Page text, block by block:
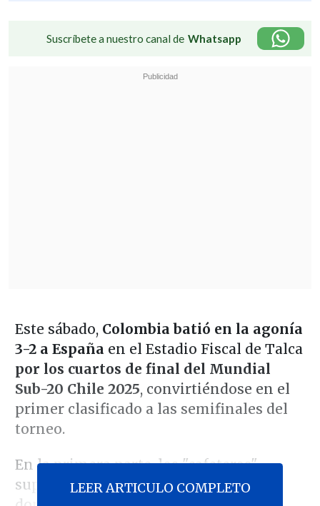
Suscríbete a nuestro canal de Whatsapp
Este sábado, Colombia batió en la agonía
3-2 a España en el Estadio Fiscal de Talca
por los cuartos de final del Mundial
Sub-20 Chile 2025, convirtiéndose en el
primer clasificado a las semifinales del
torneo.
En la primera parte, los "cafeteros"
supieron resistir ciertos momentos de
LEER ARTICULO COMPLETO